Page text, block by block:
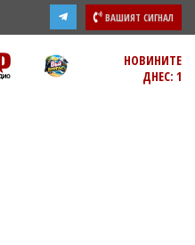
ВАШИЯТ СИГНАЛ
НОВИНИТЕ
ДНЕС: 1